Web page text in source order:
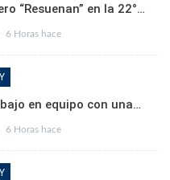
“Resuenan” en la 22°…
6 Horas hace
en equipo con una…
6 Horas hace